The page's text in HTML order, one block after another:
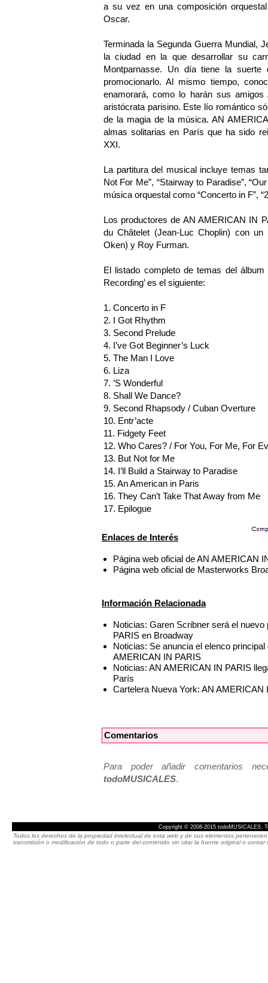
a su vez en una composición
Oscar.
Terminada la Segunda Guerra Mundial,
la ciudad en la que desarrollar su
Montparnasse. Un día tiene la
promocionarlo. Al mismo tiempo,
enamorará, como lo harán sus
aristócrata parisino. Este lío romántico
de la magia de la música. AN
almas solitarias en París que ha sido
XXI.
La partitura del musical incluye temas
Not For Me”, “Stairway to Paradise”,
música orquestal como “Concerto in F”,
Los productores de AN AMERICAN IN
du Châtelet (Jean-Luc Choplin) con
Oken) y Roy Furman.
El listado completo de temas del
Recording’ es el siguiente:
1. Concerto in F
2. I Got Rhythm
3. Second Prelude
4. I’ve Got Beginner’s Luck
5. The Man I Love
6. Liza
7. ’S Wonderful
8. Shall We Dance?
9. Second Rhapsody / Cuban Overture
10. Entr’acte
11. Fidgety Feet
12. Who Cares? / For You, For Me, For
13. But Not for Me
14. I’ll Build a Stairway to Paradise
15. An American in Paris
16. They Can’t Take That Away from Me
17. Epilogue
Enlaces de Interés
Página web oficial de AN AMERICAN
Página web oficial de Masterworks
Información Relacionada
Noticias: Garen Scribner será el
PARIS en Broadway
Noticias: Se anuncia el elenco
AMERICAN IN PARIS
Noticias: AN AMERICAN IN PARIS
París
Cartelera Nueva York: AN AMERICAN
Comentarios
Para poder añadir comentarios
todoMUSICALES.
Copyright © 2008-2015 todoMUSICALES.
Todos los derechos de la propiedad intelectual de esta web y de sus elementos
transmisión o modificación de todo o parte del contenido sin citar la fuente original o